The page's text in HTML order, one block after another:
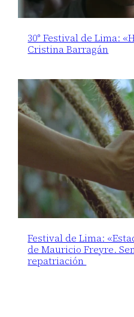
30° Festival de Lima:
Cristina Barragán
Festival de Lima:
de Mauricio Freyre.
repatriación